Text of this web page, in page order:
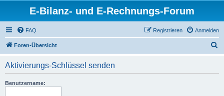
E-Bilanz- und E-Rechnungs-Forum
FAQ Anmelden
Registrieren
Foren-Übersicht
Aktivierungs-Schlüssel senden
Benutzername: